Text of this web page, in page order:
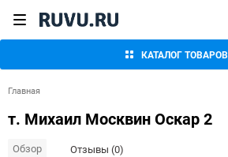
КАТАЛОГ ТОВАРОВ
Главная
т. Михаил Москвин Оскар 2
Обзор Отзывы (0)